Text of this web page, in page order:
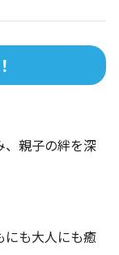
親子の絆を深
も大人にも癒